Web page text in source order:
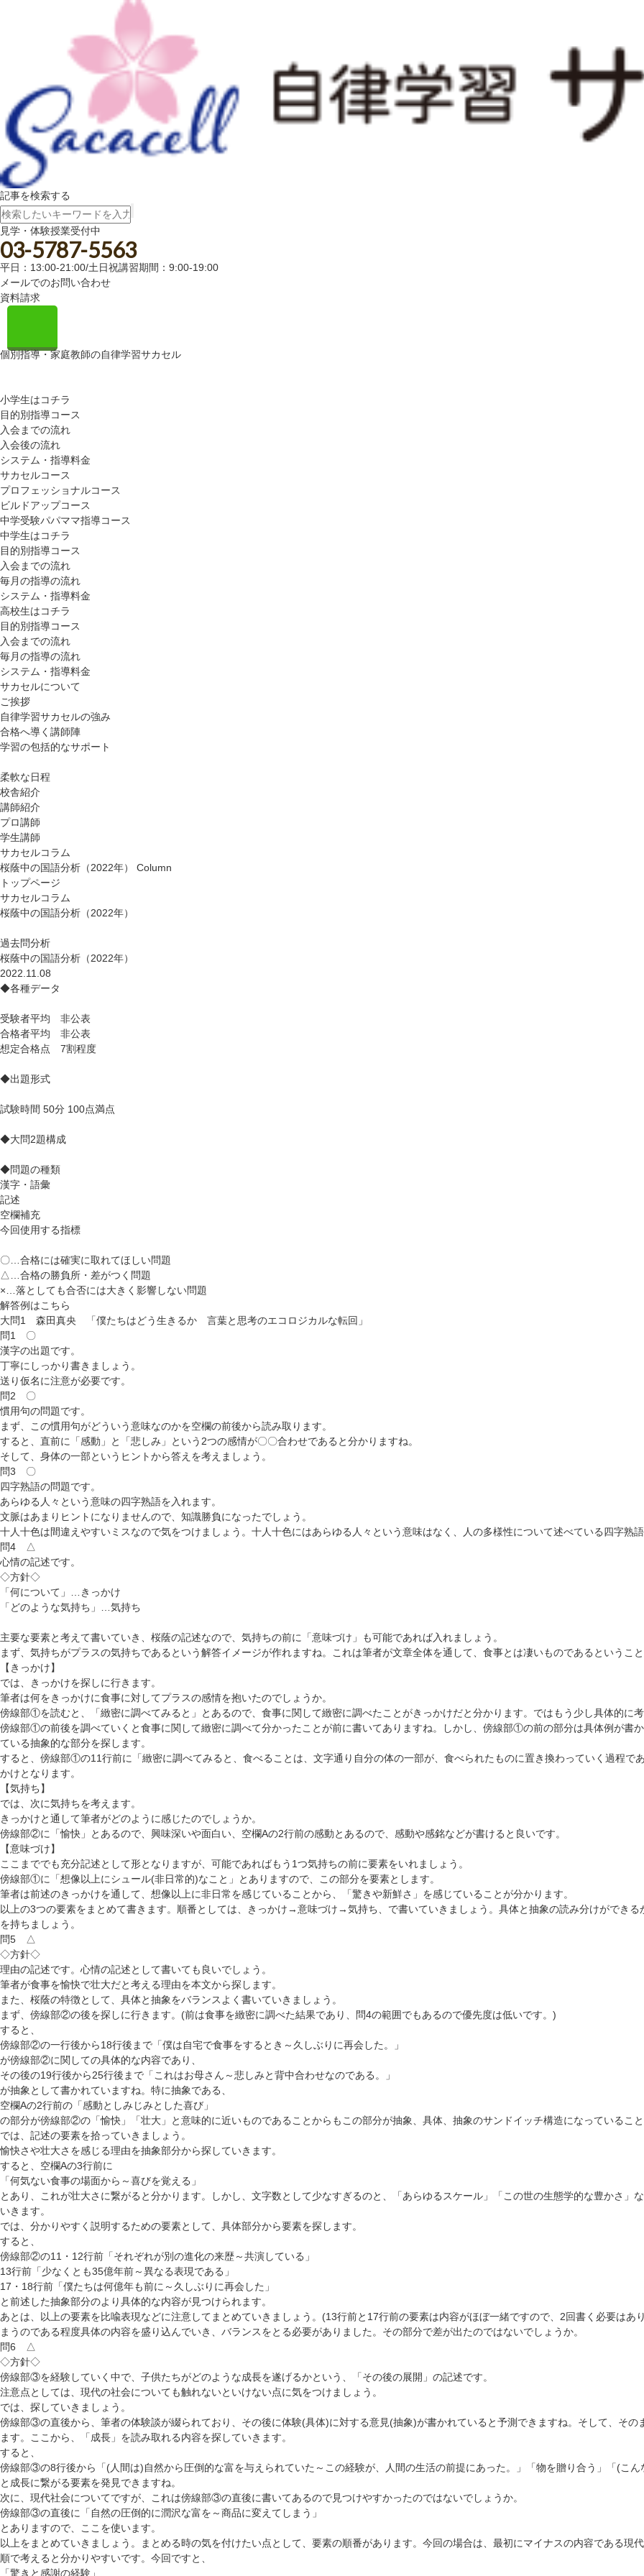
記事を検索する
見学・体験授業受付中
03-5787-5563
平日：13:00-21:00/土日祝講習期間：9:00-19:00
メールでのお問い合わせ
資料請求
個別指導・家庭教師の自律学習サカセル
小学生はコチラ
目的別指導コース
入会までの流れ
入会後の流れ
システム・指導料金
サカセルコース
プロフェッショナルコース
ビルドアップコース
中学受験パパママ指導コース
中学生はコチラ
目的別指導コース
入会までの流れ
毎月の指導の流れ
システム・指導料金
高校生はコチラ
目的別指導コース
入会までの流れ
毎月の指導の流れ
システム・指導料金
サカセルについて
ご挨拶
自律学習サカセルの強み
合格へ導く講師陣
学習の包括的なサポート
柔軟な日程
校舎紹介
講師紹介
プロ講師
学生講師
サカセルコラム
桜蔭中の国語分析（2022年）
Column
トップページ
サカセルコラム
桜蔭中の国語分析（2022年）
過去問分析
桜蔭中の国語分析（2022年）
2022.11.08
◆各種データ
受験者平均 非公表
合格者平均 非公表
想定合格点 7割程度
◆出題形式
試験時間 50分 100点満点
◆大問2題構成
◆問題の種類
漢字・語彙
記述
空欄補充
今回使用する指標
〇…合格には確実に取れてほしい問題
△ …合格の勝負所・差がつく問題
×…落としても合否には大きく影響しない問題
解答例はこちら
大問1 森田真央 「僕たちはどう生きるか 言葉と思考のエコロジカルな転回」
問1 〇
漢字の出題です。
丁寧にしっかり書きましょう。
送り仮名に注意が必要です。
問2 〇
慣用句の問題です。
まず、この慣用句がどういう意味なのかを空欄の前後から読み取ります。
すると、直前に「感動」と「悲しみ」という2つの感情が〇〇合わせであると分かりますね。
そして、身体の一部というヒントから答えを考えましょう。
問3 〇
四字熟語の問題です。
あらゆる人々という意味の四字熟語を入れます。
文脈はあまりヒントになりませんので、知識勝負になったでしょう。
十人十色は間違えやすいミスなので気をつけましょう。十人十色にはあらゆる人々という意味はなく、人の多様性について述べている四字熟
問4 △
心情の記述です。
◇方針◇
「何について」…きっかけ
「どのような気持ち」…気持ち
主要な要素と考えて書いていき、桜蔭の記述なので、 気持ちの前に「意味づけ」
も可能であれば入れましょう。
まず、気持ちがプラスの気持ちであるという解答イメージが作れますね。これは筆者が文章全体を通して、食事とは凄いものであるというこ
【きっかけ】
では、きっかけを探しに行きます。
筆者は何をきっかけに食事に対してプラスの感情を抱いたのでしょうか。
傍線部①を読むと、「緻密に調べてみると」とあるので、食事に関して緻密に調べたことがきっかけだと分かります。ではもう少し具体的に
傍線部①の前後を調べていくと食事に関して緻密に調べて分かったことが前に書いてありますね。しかし、傍線部①の前の部分は具体例が書
ている抽象的な部分を探します。
すると、傍線部①の11行前に「緻密に調べてみると、食べることは、文字通り自分の体の一部が、食べられたものに置き換わっていく過程で
かけとなります。
【気持ち】
では、次に気持ちを考えます。
きっかけと通して筆者がどのように感じたのでしょうか。
傍線部②に「愉快」とあるので、興味深いや面白い、空欄Aの2行前の感動とあるので、感動や感銘などが書けると良いです。
【意味づけ】
ここまででも充分記述として形となりますが、可能であればもう1つ気持ちの前に要素をいれましょう。
傍線部①に「想像以上にシュール(非日常的)なこと」とありますので、この部分を要素とします。
筆者は前述のきっかけを通して、想像以上に非日常を感じていることから、「驚きや新鮮さ」を感じていることが分かります。
以上の3つの要素をまとめて書きます。順番としては、きっかけ→意味づけ→気持ち、で書いていきましょう。具体と抽象の読み分けができ
を持ちましょう。
問5 △
◇方針◇
理由の記述です。心情の記述として書いても良いでしょう。
筆者が食事を愉快で壮大だと考える理由を本文から探します。
また、桜蔭の特徴として、具体と抽象をバランスよく書いていきましょう。
まず、傍線部②の後を探しに行きます。(前は食事を緻密に調べた結果であり、問4の範囲でもあるので優先度は低いです。)
すると、
傍線部②の一行後から18行後まで「僕は自宅で食事をするとき～久しぶりに再会した。」
が傍線部②に関しての具体的な内容であり、
その後の19行後から25行後まで「これはお母さん～悲しみと背中合わせなのである。」
が抽象として書かれていますね。特に抽象である、
空欄Aの2行前の「感動としみじみとした喜び」
の部分が傍線部②の「愉快」「壮大」と意味的に近いものであることからもこの部分が抽象、具体、抽象のサンドイッチ構造になっているこ
では、記述の要素を拾っていきましょう。
愉快さや壮大さを感じる理由を抽象部分から探していきます。
すると、空欄Aの3行前に
「何気ない食事の場面から～喜びを覚える」
とあり、これが壮大さに繋がると分かります。しかし、文字数として少なすぎるのと、「あらゆるスケール」「この世の生態学的な豊かさ
いきます。
では、分かりやすく説明するための要素として、具体部分から要素を探します。
すると、
傍線部②の11・12行前「それぞれが別の進化の来歴～共演している」
13行前「少なくとも35億年前～異なる表現である」
17・18行前「僕たちは何億年も前に～久しぶりに再会した」
と前述した抽象部分のより具体的な内容が見つけられます。
あとは、以上の要素を比喩表現などに注意してまとめていきましょう。(13行前と17行前の要素は内容がほぼ一緒ですので、2回書く必要は
まうのである程度具体の内容を盛り込んでいき、バランスをとる必要がありました。その部分で差が出たのではないでしょうか。
問6 △
◇方針◇
傍線部③を経験していく中で、子供たちがどのような成長を遂げるかという、「その後の展開」の記述です。
注意点としては、現代の社会についても触れないといけない点に気をつけましょう。
では、探していきましょう。
傍線部③の直後から、筆者の体験談が綴られており、その後に体験(具体)に対する意見(抽象)が書かれていると予測できますね。そして、そ
ます。ここから、「成長」を読み取れる内容を探していきます。
すると、
傍線部③の8行後から「(人間は)自然から圧倒的な富を与えられていた～この経験が、人間の生活の前提にあった。」「物を贈り合う」「(こ
と成長に繋がる要素を発見できますね。
次に、現代社会についてですが、これは傍線部③の直後に書いてあるので見つけやすかったのではないでしょうか。
傍線部③の直後に「自然の圧倒的に潤沢な富を～商品に変えてしまう」
とありますので、ここを使います。
以上をまとめていきましょう。まとめる時の気を付けたい点として、要素の順番があります。今回の場合は、最初にマイナスの内容である
順で考えると分かりやすいです。今回ですと、
「驚きと感謝の経験」